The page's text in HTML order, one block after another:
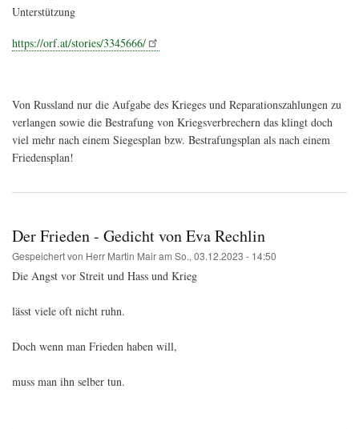
Unterstützung
https://orf.at/stories/3345666/
Von Russland nur die Aufgabe des Krieges und Reparationszahlungen zu
verlangen sowie die Bestrafung von Kriegsverbrechern das klingt doch
viel mehr nach einem Siegesplan bzw. Bestrafungsplan als nach einem
Friedensplan!
Der Frieden - Gedicht von Eva Rechlin
Gespeichert von Herr Martin Mairam So., 03.12.2023 - 14:50
Die Angst vor Streit und Hass und Krieg
lässt viele oft nicht ruhn.
Doch wenn man Frieden haben will,
muss man ihn selber tun.